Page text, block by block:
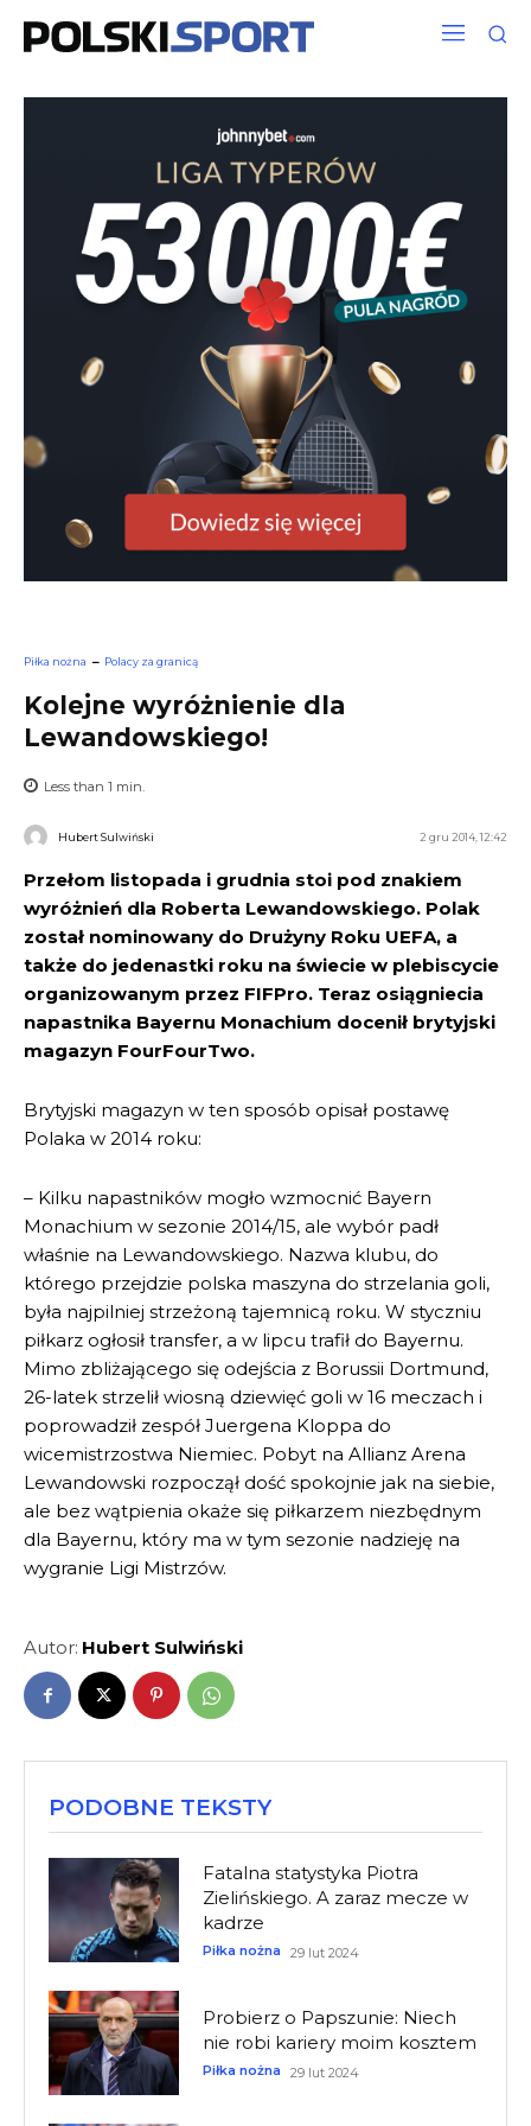
Piłka nożna Polacy za granicą
Kolejne wyróżnienie dla
Lewandowskiego!
Less than 1 min.
Hubert Sulwiński 2 gru 2014, 12:42
Przełom listopada i grudnia stoi pod znakiem
wyróżnień dla Roberta Lewandowskiego. Polak
został nominowany do Drużyny Roku UEFA, a
także do jedenastki roku na świecie w plebiscycie
organizowanym przez FIFPro. Teraz osiągniecia
napastnika Bayernu Monachium docenił brytyjski
magazyn FourFourTwo.
Brytyjski magazyn w ten sposób opisał postawę
Polaka w 2014 roku:
– Kilku napastników mogło wzmocnić Bayern
Monachium w sezonie 2014/15, ale wybór padł
właśnie na Lewandowskiego. Nazwa klubu, do
którego przejdzie polska maszyna do strzelania goli,
była najpilniej strzeżoną tajemnicą roku. W styczniu
piłkarz ogłosił transfer, a w lipcu trafił do Bayernu.
Mimo zbliżającego się odejścia z Borussii Dortmund,
26-latek strzelił wiosną dziewięć goli w 16 meczach i
poprowadził zespół Juergena Kloppa do
wicemistrzostwa Niemiec. Pobyt na Allianz Arena
Lewandowski rozpoczął dość spokojnie jak na siebie,
ale bez wątpienia okaże się piłkarzem niezbędnym
dla Bayernu, który ma w tym sezonie nadzieję na
wygranie Ligi Mistrzów.
Autor: Hubert Sulwiński
PODOBNE TEKSTY
Fatalna statystyka Piotra
Zielińskiego. A zaraz mecze w
kadrze
Piłka nożna 29 lut 2024
Probierz o Papszunie: Niech
nie robi kariery moim kosztem
Piłka nożna 29 lut 2024